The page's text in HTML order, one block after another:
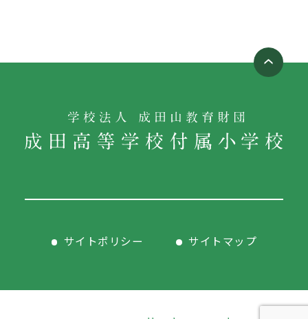
サイトポリシー サイトマップ